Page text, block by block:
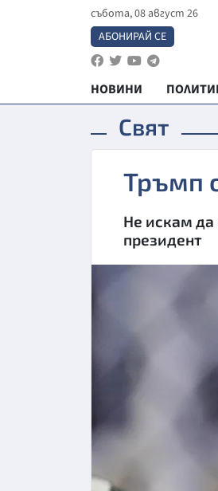
събота, 08 август 26
АБОНИРАЙ СЕ
НОВИНИ
Свят
Тръмп
Не искам да
президент